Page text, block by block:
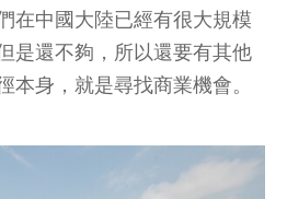
在中國大陸已經有很大規模
是還不夠，所以還要有其他
本身，就是尋找商業機會。